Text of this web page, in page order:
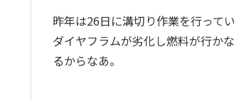
昨年は26日に溝切り作業を行って
ダイヤフラムが劣化し燃料が行か
るからなあ。